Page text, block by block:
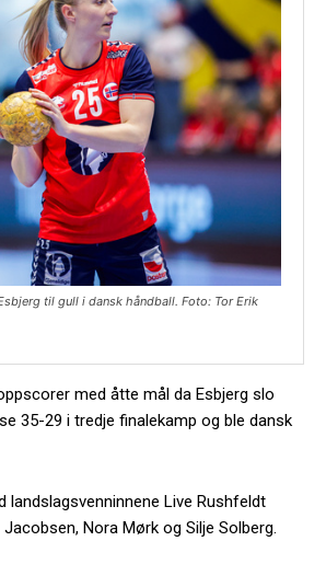
til gull i dansk håndball. Foto: Tor Erik
med åtte mål da Esbjerg slo
35-29 i tredje finalekamp og ble dansk
landslagsvenninnene Live Rushfeldt
Nora Mørk og Silje Solberg.